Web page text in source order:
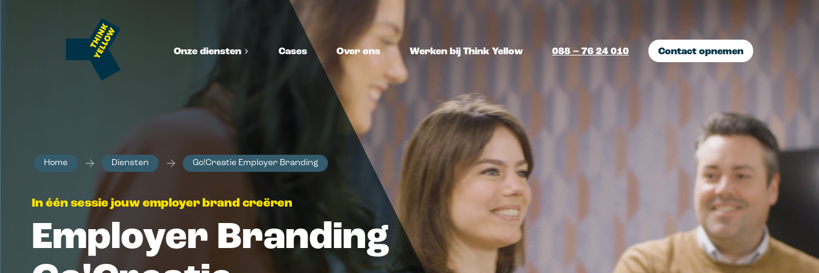
Onze diensten
Positioneringsstrategie,
Huisstijl & brand design
Marketing
Marketing strategie
Haal het maximale resultaat uit je
marketinginspanningen.
samenwerkingen tussen mens
Performance marketing Campagnes
Cases Over ons Werken bij Think Yellow 088 – 76 24 010 Contact opnemen
Home Diensten Go!Creatie Employer Branding
In één sessie jouw employer brand creëren
Employer Branding